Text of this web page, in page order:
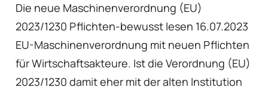
Die neue Maschinenverordnung (EU)
2023/1230 Pflichten-bewusst lesen 16.07.2023
EU-Maschinenverordnung mit neuen Pflichten
für Wirtschaftsakteure. Ist die Verordnung (EU)
2023/1230 damit eher mit der alten Institution